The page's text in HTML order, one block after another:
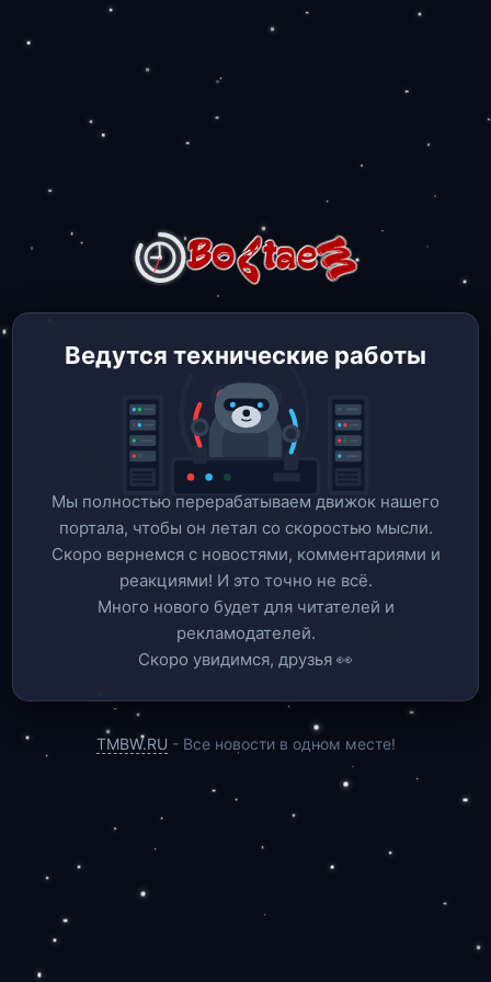
Ведутся технические работы
Мы полностью перерабатываем движок нашего
портала, чтобы он летал со скоростью мысли.
Скоро вернемся c новостями, комментариями и
реакциями! И это точно не всё.
Много нового будет для читателей и
рекламодателей.
Скоро увидимся, друзья 👀
TMBW.RU - Все новости в одном месте!